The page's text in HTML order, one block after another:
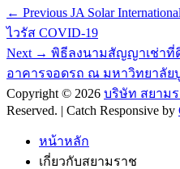
Post
navigation
← Previous Previous
post:
JA Solar
ไวรัส COVID-19
Next → Next
post:
พิธีลงนามสัญญาเช่าที่
อาคารจอดรถ ณ มหาวิทยาลัย
Copyright © 2026 บริษัท สยาม
Reserved. | Catch Responsive by
หน้าหลัก
เกี่ยวกับสยามราช